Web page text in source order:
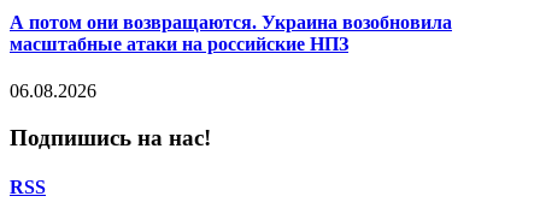
А потом они возвращаются. Украина возобновила
масштабные атаки на российские НПЗ
06.08.2026
Подпишись на нас!
RSS